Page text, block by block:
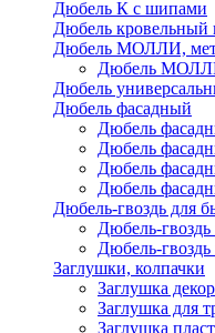
Дюбель К с шипами
Дюбель кровельный
Дюбель МОЛЛИ,
Дюбель
Дюбель
Дюбель фасадный
Дюбель
Дюбель
Дюбель
Дюбель
Дюбель-гвоздь для
Дюбель-гвоздь
Дюбель-гвоздь
Заглушки, колпачки
Заглушка
Заглушка для
Заглушка